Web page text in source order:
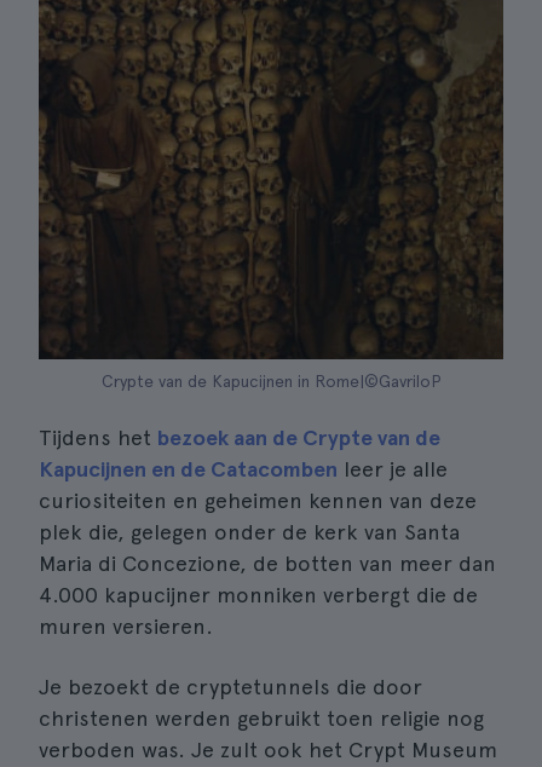
Crypte van de Kapucijnen in Rome|©GavriloP
Tijdens het bezoek aan de Crypte van de
Kapucijnen en de Catacomben leer je alle
curiositeiten en geheimen kennen van deze
plek die, gelegen onder de kerk van Santa
Maria di Concezione, de botten van meer dan
4.000 kapucijner monniken verbergt die de
muren versieren.
Je bezoekt de cryptetunnels die door
christenen werden gebruikt toen religie nog
verboden was. Je zult ook het Crypt Museum